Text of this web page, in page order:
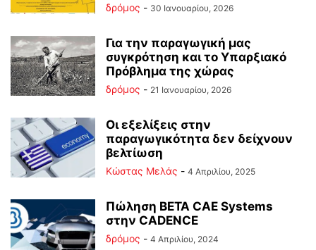
δρόμος - 30 Ιανουαρίου, 2026
Για την παραγωγική μας
συγκρότηση και το Υπαρξιακό
Πρόβλημα της χώρας
δρόμος - 21 Ιανουαρίου, 2026
Οι εξελίξεις στην
παραγωγικότητα δεν δείχνουν
βελτίωση
Κώστας Μελάς - 4 Απριλίου, 2025
Πώληση BETA CAE Systems
στην CADENCE
δρόμος - 4 Απριλίου, 2024